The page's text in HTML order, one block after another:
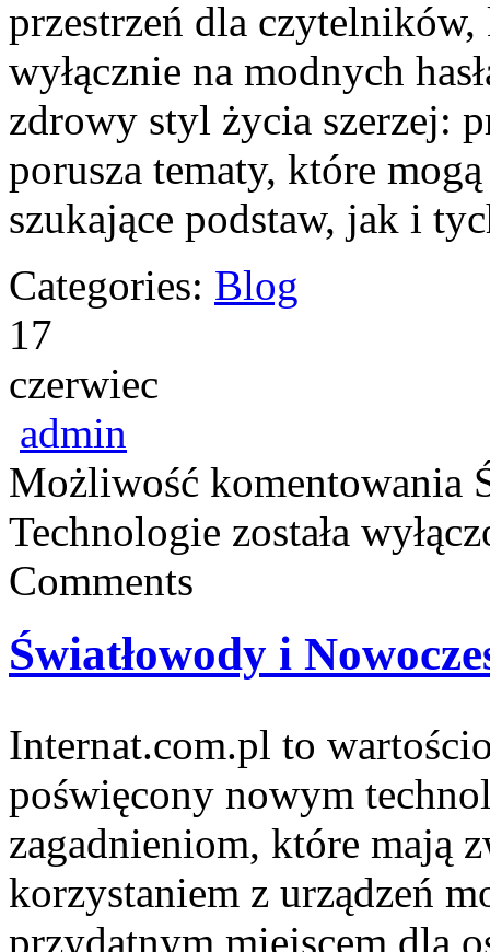
przestrzeń dla
wyłącznie na modnych
zdrowy styl życia szerzej:
porusza tematy, które
szukające podstaw, jak i
Categories: Blog
17
czerwiec
admin
Możliwość komentowania
Technologie została
Comments
Światłowody i
Internat.com.pl to
poświęcony nowym
zagadnieniom, które mają
korzystaniem z urządzeń
przydatnym miejscem dla